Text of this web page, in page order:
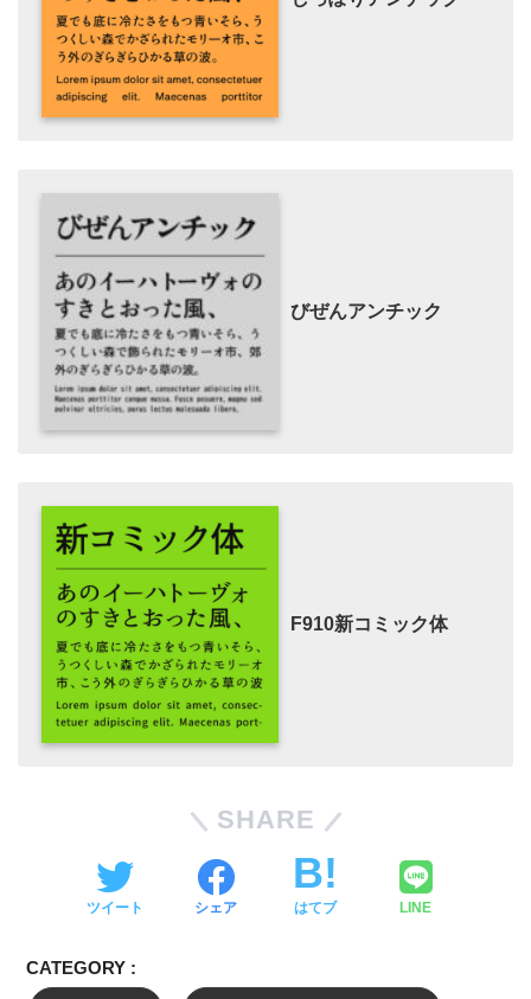
びぜんアンチック
F910新コミック体
SHARE
ツイート シェア はてブ LINE
CATEGORY :